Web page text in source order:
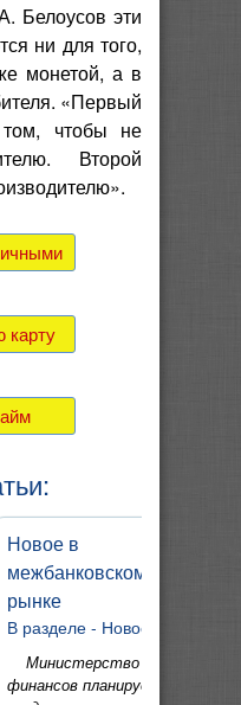
эти
ни для того,
монетой, а в
«Первый
чтобы не
Второй
карту
Новое в
межбанковском
рынке
В разделе - Новости
Министерство
финансов планирует